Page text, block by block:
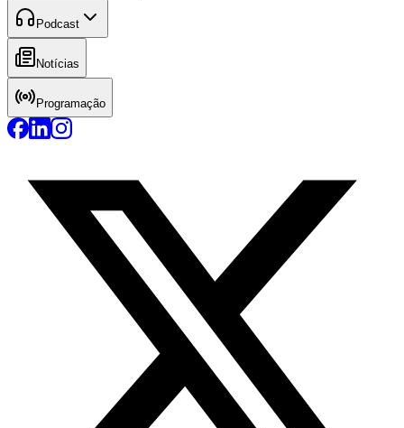
Podcast
Notícias
Programação